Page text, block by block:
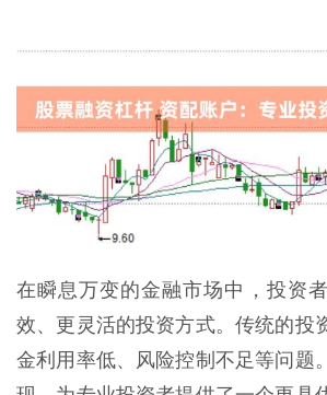
在瞬息万变的金融市场中，投资
效、更灵活的投资方式。传统的投
金利用率低、风险控制不足等问题